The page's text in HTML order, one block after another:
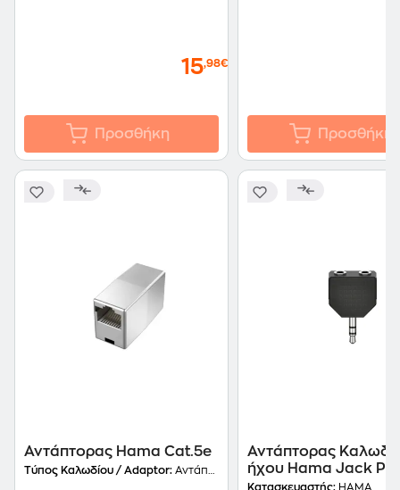
15,98€
Προσθήκη Προσθήκη
Αντάπτορας Hama Cat.5e
Τύπος Καλωδίου / Adaptor: Αντάπτορας RJ45
Αντάπτορας
ήχου Hama Jack
3.5 mm Jack Socket -
Κατασκευαστής: HAMA